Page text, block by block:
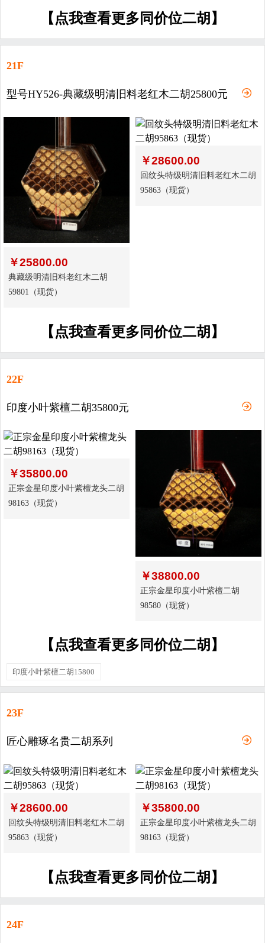
【点我查看更多同价位二胡】
21F
型号HY526-典藏级明清旧料老红木二胡25800元
￥25800.00
典藏级明清旧料老红木二胡
59801（现货）
￥28600.00
回纹头特级明清旧料老红木二胡
95863（现货）
【点我查看更多同价位二胡】
22F
印度小叶紫檀二胡35800元
￥35800.00
正宗金星印度小叶紫檀龙头二胡
98163（现货）
￥38800.00
正宗金星印度小叶紫檀二胡
98580（现货）
【点我查看更多同价位二胡】
印度小叶紫檀二胡15800
23F
匠心雕琢名贵二胡系列
￥28600.00
回纹头特级明清旧料老红木二胡
95863（现货）
￥35800.00
正宗金星印度小叶紫檀龙头二胡
98163（现货）
【点我查看更多同价位二胡】
24F